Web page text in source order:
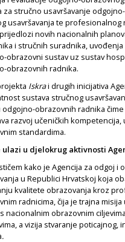
za stručno usavršavanje
usavršavanja te
novih nacionalnih
i stručnih suradnika,
obrazovni sustav uz sustav
obrazovnih radnika.
Iskrai drugih inicijativa
sustava stručnog
odgojno-obrazovnih radnika
razvoj učeničkih
standardima.
ulazi u djelokrug aktivnosti
kako je Agencija za odgoj i
u Republici Hrvatskoj koja
kvalitete obrazovanja kroz
radnicima, čija je trajna
nacionalnim obrazovnim
a vizija stvaranje
.